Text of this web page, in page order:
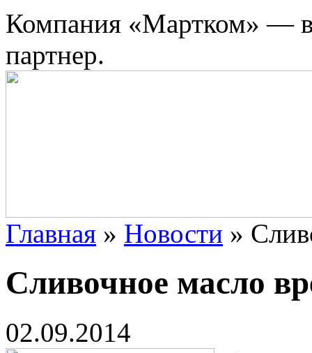
Компания «Мартком» —
партнер.
Главная » Новости »
Сливочное масло
02.09.2014